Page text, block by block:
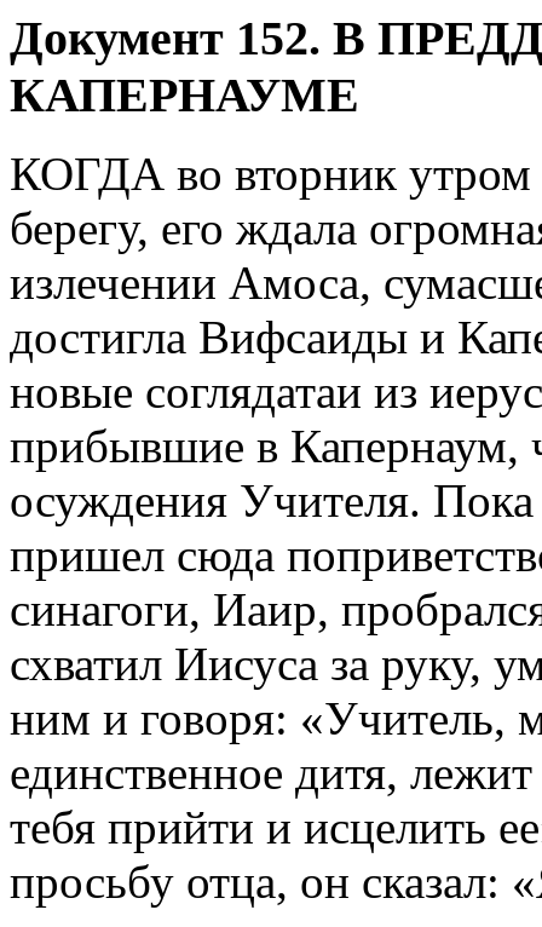
Документ 152. В
КАПЕРНАУМЕ
КОГДА во вторник утром
берегу, его ждала
излечении Амоса,
достигла Вифсаиды и
новые соглядатаи из
прибывшие в Капернаум,
осуждения Учителя. Пока
пришел сюда
синагоги, Иаир,
схватил Иисуса за руку,
ним и говоря: «Учитель,
единственное дитя,
тебя прийти и исцелить
просьбу отца, он сказал: